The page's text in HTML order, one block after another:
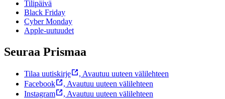
Tilipäivä
Black Friday
Cyber Monday
Apple-uutuudet
Seuraa Prismaa
Tilaa uutiskirje , Avautuu uuteen välilehteen
Facebook
, Avautuu uuteen välilehteen
Instagram
, Avautuu uuteen välilehteen